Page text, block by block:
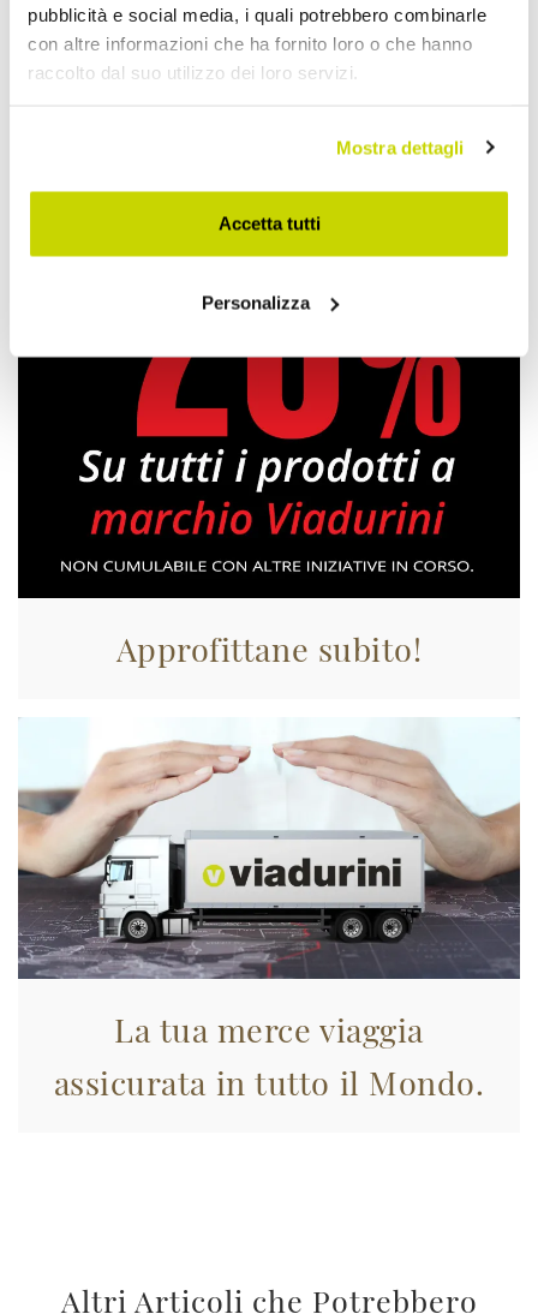
pubblicità e social media, i quali potrebbero combinarle
con altre informazioni che ha fornito loro o che hanno
raccolto dal suo utilizzo dei loro servizi.
Mostra dettagli
Accetta tutti
Personalizza
Condividi
Approfittane subito!
La tua merce viaggia
assicurata in tutto il Mondo.
Altri Articoli che Potrebbero